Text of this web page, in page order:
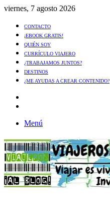
viernes, 7 agosto 2026
CONTACTO
¡EBOOK GRATIS!
QUIÉN SOY
CURRÍCULO VIAJERO
¿TRABAJAMOS JUNTOS?
DESTINOS
¿ME AYUDAS A CREAR CONTENIDO?
Menú